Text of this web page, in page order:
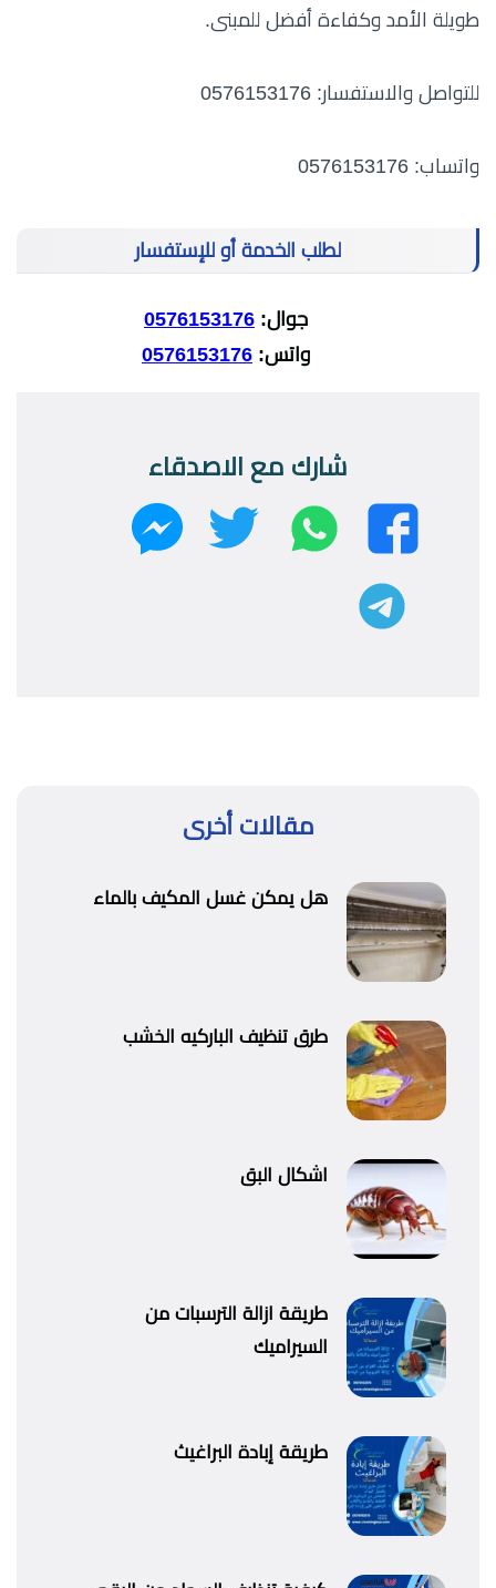
طويلة الأمد وكفاءة أفضل للمبنى.
للتواصل والاستفسار: 0576153176
واتساب: 0576153176
لطلب الخدمة أو للإستفسار
جوال: 0576153176
واتس: 0576153176
شارك مع الاصدقاء
فيسبوك
واتساب تويتر
مقالات أخرى
هل يمكن غسل المكيف بالماء
طرق تنظيف الباركيه الخشب
اشكال البق
طريقة ازالة الترسبات من
السيراميك
طريقة إبادة البراغيث